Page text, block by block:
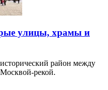
улицы, храмы и
район между
рекой.